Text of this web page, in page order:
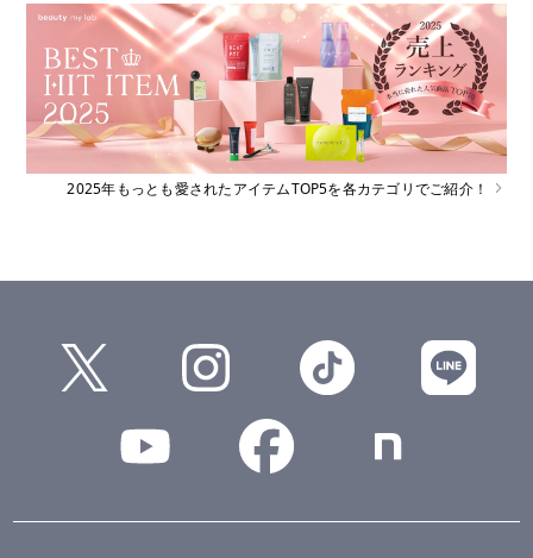
2025年もっとも愛されたアイテムTOP5を各カテゴリでご紹介！